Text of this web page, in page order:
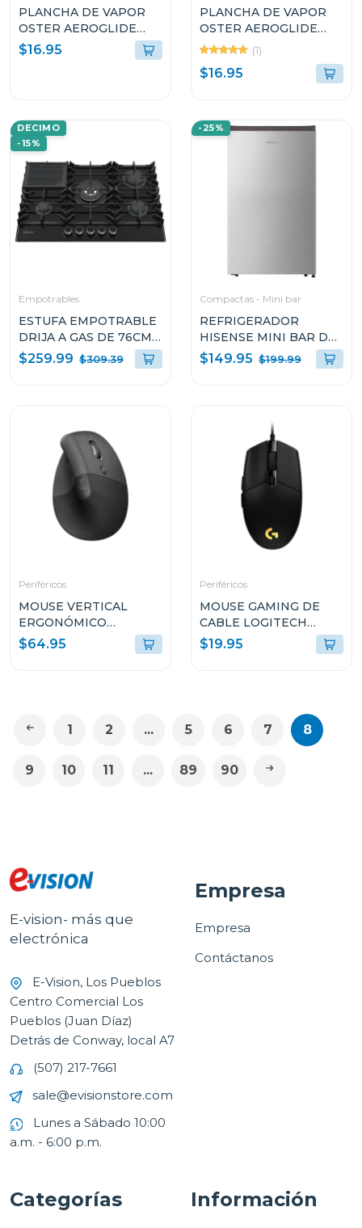
PLANCHA DE VAPOR
OSTER AEROGLIDE
S7000 NEGRO
GCSTAC7002
$16.95
PLANCHA DE VAPOR
OSTER AEROGLIDE
S7000 VERDE
GCSTAC7001
(1)
$16.95
DECIMO
-15%
Empotrables
ESTUFA EMPOTRABLE
DRIJA A GAS DE 76CM
DE 5 QUEMADORES
VITROCERAMICA
$259.99 $309.39
-25%
Compactas - Mini bar
REFRIGERADOR
HISENSE MINI BAR DE
4.2P³ RR43D6AC
$149.95 $199.99
Periféricos
MOUSE VERTICAL
ERGONÓMICO
LOGITECH LIFT CON
EASY-SWITCH MR0094
$64.95
Periféricos
MOUSE GAMING DE
CABLE LOGITECH
LYGHTSYNC DE
8000DPI NEGRO G203
$19.95
1 2 ... 5 6 7 8
9 10 11 ... 89 90
E-vision- más que
electrónica
E-Vision, Los Pueblos
Centro Comercial Los
Pueblos (Juan Díaz)
Detrás de Conway, local A7
(507) 217-7661
sale@evisionstore.com
Lunes a Sábado 10:00
a.m. - 6:00 p.m.
Empresa
Empresa
Contáctanos
Categorías Información